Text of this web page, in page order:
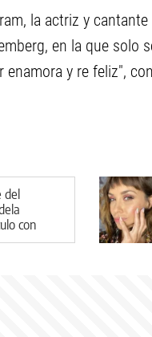
la actriz y
en la que solo
y re feliz",
del
con